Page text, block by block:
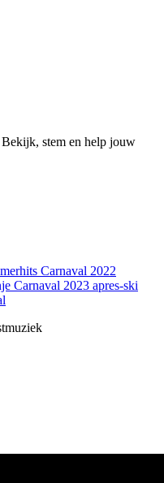
stem en help jouw
Carnaval 2022
Carnaval 2023 apres-ski